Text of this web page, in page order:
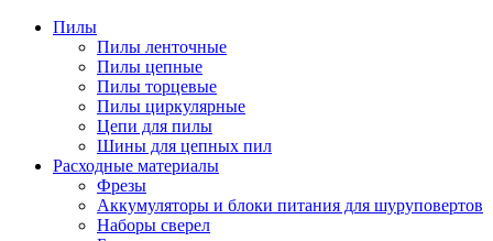
Пилы
Пилы ленточные
Пилы цепные
Пилы торцевые
Пилы циркулярные
Цепи для пилы
Шины для цепных пил
Расходные материалы
Фрезы
Аккумуляторы и блоки питания для шуруповертов
Наборы сверел